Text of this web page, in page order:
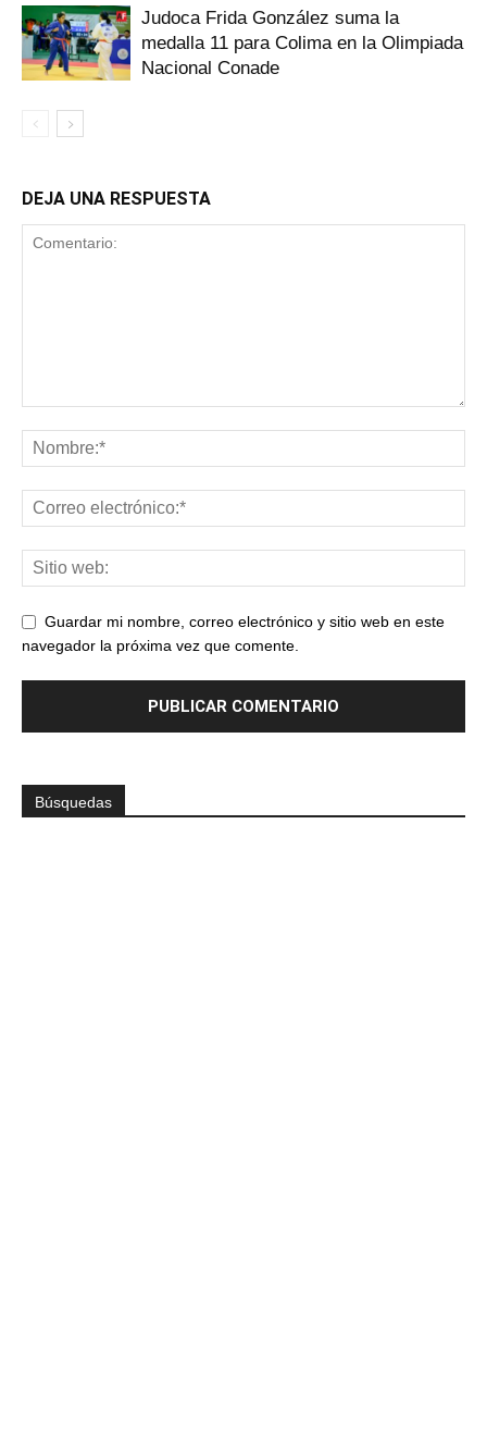
Judoca Frida González suma la
medalla 11 para Colima en la Olimpiada
Nacional Conade
DEJA UNA RESPUESTA
Guardar mi nombre, correo electrónico y sitio web en este
navegador la próxima vez que comente.
Búsquedas